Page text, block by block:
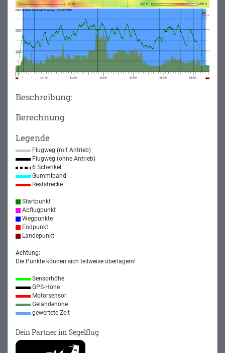
Beschreibung:
Berechnung
Legende
Flugweg (mit Antrieb)
Flugweg (ohne Antrieb)
6 Schenkel
Gummiband
Reststrecke
Startpunkt
Abflugpunkt
Wegpunkte
Endpunkt
Landepunkt
Achtung:
Die Punkte können sich teilweise überlagern!
Sensorhöhe
GPS-Höhe
Motorsensor
Geländehöhe
gewertete Zeit
Dein Partner im Segelflug